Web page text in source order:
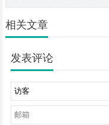
相关文章
发表评论